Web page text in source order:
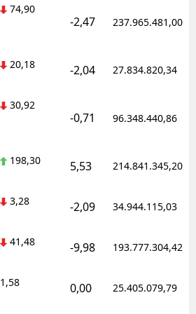
74,90
-2,47 237.965.481,00
20,18 -2,04 27.834.820,34
30,92
-0,71 96.348.440,86
198,30 5,53 214.841.345,20
3,28 -2,09 34.944.115,03
41,48 -9,98 193.777.304,42
1,58 0,00 25.405.079,79